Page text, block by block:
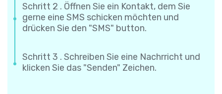
Schritt 2 . Öffnen Sie ein Kontakt, dem Sie
gerne eine SMS schicken möchten und
drücken Sie den "SMS" button.
Schritt 3 . Schreiben Sie eine Nachrricht und
klicken Sie das "Senden" Zeichen.